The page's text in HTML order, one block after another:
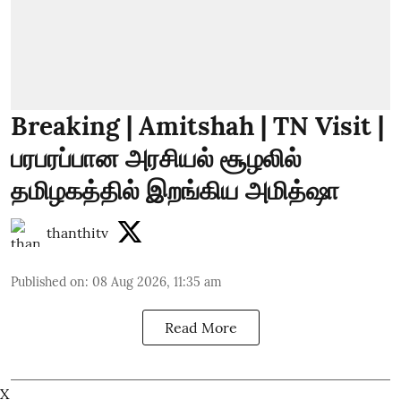
Breaking | Amitshah | TN Visit |
பரபரப்பான அரசியல் சூழலில்
தமிழகத்தில் இறங்கிய அமித்ஷா
thanthitv
Published on: 08 Aug 2026, 11:35 am
Read More
X